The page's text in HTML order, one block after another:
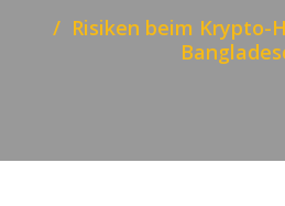
Risiken beim Krypto-